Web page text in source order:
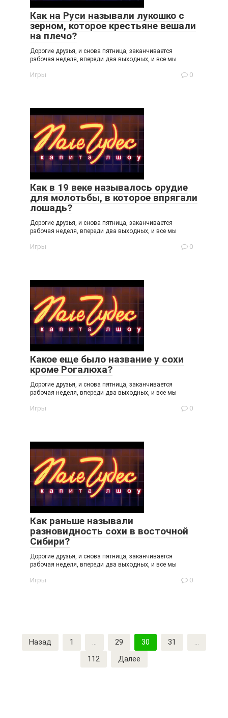
Как на Руси называли лукошко с
зерном, которое крестьяне вешали
на плечо?
Дорогие друзья, и снова пятница, заканчивается
рабочая неделя, впереди два выходных, и все мы
Игры 0
Как в 19 веке называлось орудие
для молотьбы, в которое впрягали
лошадь?
Дорогие друзья, и снова пятница, заканчивается
рабочая неделя, впереди два выходных, и все мы
Игры 0
Какое еще было название у сохи
кроме Рогалюха?
Дорогие друзья, и снова пятница, заканчивается
рабочая неделя, впереди два выходных, и все мы
Игры 0
Как раньше называли
разновидность сохи в восточной
Сибири?
Дорогие друзья, и снова пятница, заканчивается
рабочая неделя, впереди два выходных, и все мы
Игры 0
Пагинация
записей
Назад 1 … 29 30 31
…
112
Далее